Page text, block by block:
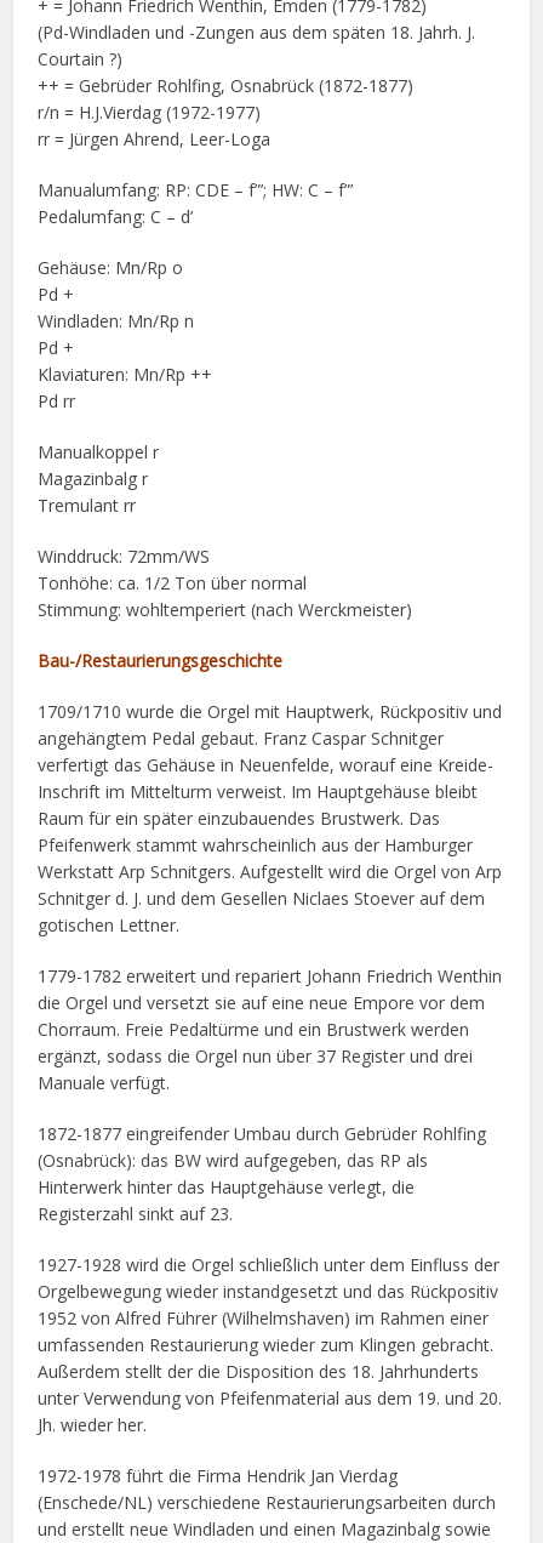
+ = Johann Friedrich Wenthin, Emden (1779-1782)
(Pd-Windladen und -Zungen aus dem späten 18. Jahrh. J.
Courtain ?)
++ = Gebrüder Rohlfing, Osnabrück (1872-1877)
r/n = H.J.Vierdag (1972-1977)
rr = Jürgen Ahrend, Leer-Loga
Manualumfang: RP: CDE – f”’; HW: C – f”’
Pedalumfang: C – d’
Gehäuse: Mn/Rp o
Pd +
Windladen: Mn/Rp n
Pd +
Klaviaturen: Mn/Rp ++
Pd rr
Manualkoppel r
Magazinbalg r
Tremulant rr
Winddruck: 72mm/WS
Tonhöhe: ca. 1/2 Ton über normal
Stimmung: wohltemperiert (nach Werckmeister)
Bau-/Restaurierungsgeschichte
1709/1710 wurde die Orgel mit Hauptwerk, Rückpositiv und
angehängtem Pedal gebaut. Franz Caspar Schnitger
verfertigt das Gehäuse in Neuenfelde, worauf eine Kreide-
Inschrift im Mittelturm verweist. Im Hauptgehäuse bleibt
Raum für ein später einzubauendes Brustwerk. Das
Pfeifenwerk stammt wahrscheinlich aus der Hamburger
Werkstatt Arp Schnitgers. Aufgestellt wird die Orgel von Arp
Schnitger d. J. und dem Gesellen Niclaes Stoever auf dem
gotischen Lettner.
1779-1782 erweitert und repariert Johann Friedrich Wenthin
die Orgel und versetzt sie auf eine neue Empore vor dem
Chorraum. Freie Pedaltürme und ein Brustwerk werden
ergänzt, sodass die Orgel nun über 37 Register und drei
Manuale verfügt.
1872-1877 eingreifender Umbau durch Gebrüder Rohlfing
(Osnabrück): das BW wird aufgegeben, das RP als
Hinterwerk hinter das Hauptgehäuse verlegt, die
Registerzahl sinkt auf 23.
1927-1928 wird die Orgel schließlich unter dem Einfluss der
Orgelbewegung wieder instandgesetzt und das Rückpositiv
1952 von Alfred Führer (Wilhelmshaven) im Rahmen einer
umfassenden Restaurierung wieder zum Klingen gebracht.
Außerdem stellt der die Disposition des 18. Jahrhunderts
unter Verwendung von Pfeifenmaterial aus dem 19. und 20.
Jh. wieder her.
1972-1978 führt die Firma Hendrik Jan Vierdag
(Enschede/NL) verschiedene Restaurierungsarbeiten durch
und erstellt neue Windladen und einen Magazinbalg sowie